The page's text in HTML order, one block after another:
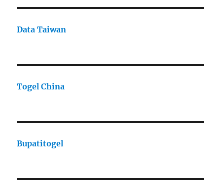
Data Taiwan
Togel China
Bupatitogel